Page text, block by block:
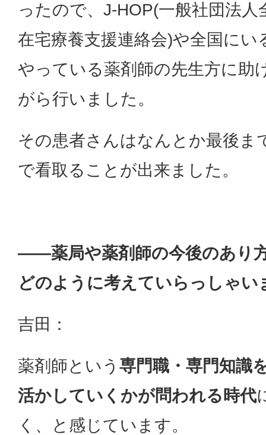
ったので、J-HOP(一般社団法人
在宅療養支援連絡会)や全国にい
やっている薬剤師の先生方に助
がら行いました。
その患者さんはなんとか最後ま
で看取ることが出来ました。
——薬局や薬剤師の今後のあり
どのように考えていらっしゃい
吉田：
薬剤師という 専門職・専門知識
活かしていくかが問われる時代
く、と感じています。